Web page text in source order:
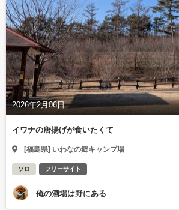
2026年2月06日
イワナの唐揚げが食いたくて
[福島県] いわなの郷キャンプ場
ソロ フリーサイト
俺の酒場は野にある